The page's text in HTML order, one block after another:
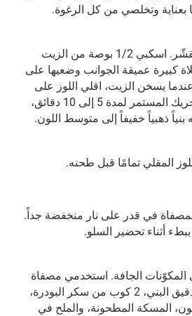
وتخلصي من كل الرغوة.
اقلي اللوز المقشّر. اسكبي 1/2 بوصة من الزيت
كبيرة عميقة الجوانب وضعيها على
يسخن الزيت، اقلي اللوز على
دفعات مع التحريك المستمر لمدة 5 إلى 10 دقائق،
ذهبياً خفيفاً إلى متوسط اللون.
المقلي تمامًا قبل طحنه.
في قدر على نار منخفضة جداً.
ببطء أثناء تحضير السلو.
المكوّنات الجافة. استخدمي مصفاة
ناعمة لفرز الدقيق البني، 2 كوب من سكر البودرة،
المسكة المطحونة، والملح في